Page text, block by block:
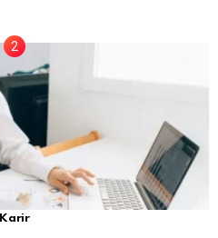
Karir